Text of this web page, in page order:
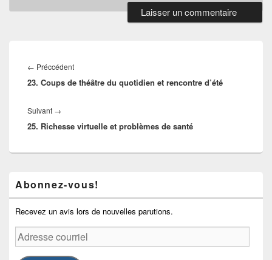
de
l’article
← PréccédentArticle
précédent :
23. Coups de théâtre du quotidien et rencontre d’été
Suivant →
suivant :
25. Richesse virtuelle et problèmes de santé
principale
de
widget
barre
latérale
Abonnez-vous!
Recevez un avis lors de nouvelles parutions.
Adresse
courriel